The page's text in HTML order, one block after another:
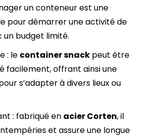
un conteneur est une
pour démarrer une activité de
budget limité.
: le container snack peut être
facilement, offrant ainsi une
s’adapter à divers lieux ou
: fabriqué en acier Corten, il
et assure une longue